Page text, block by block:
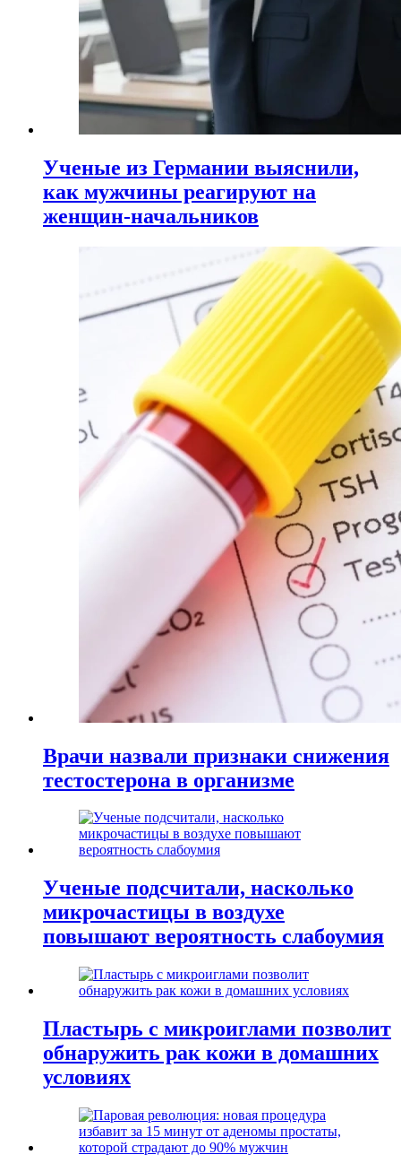
Ученые из Германии выяснили,
как мужчины реагируют на
женщин-начальников
Врачи назвали признаки снижения
тестостерона в организме
Ученые подсчитали, насколько
микрочастицы в воздухе
повышают вероятность слабоумия
Пластырь с микроиглами позволит
обнаружить рак кожи в домашних
условиях